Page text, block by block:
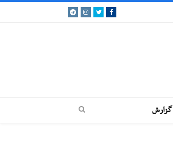
Facebook
Twitter
Instagram
Telegram
گزارش